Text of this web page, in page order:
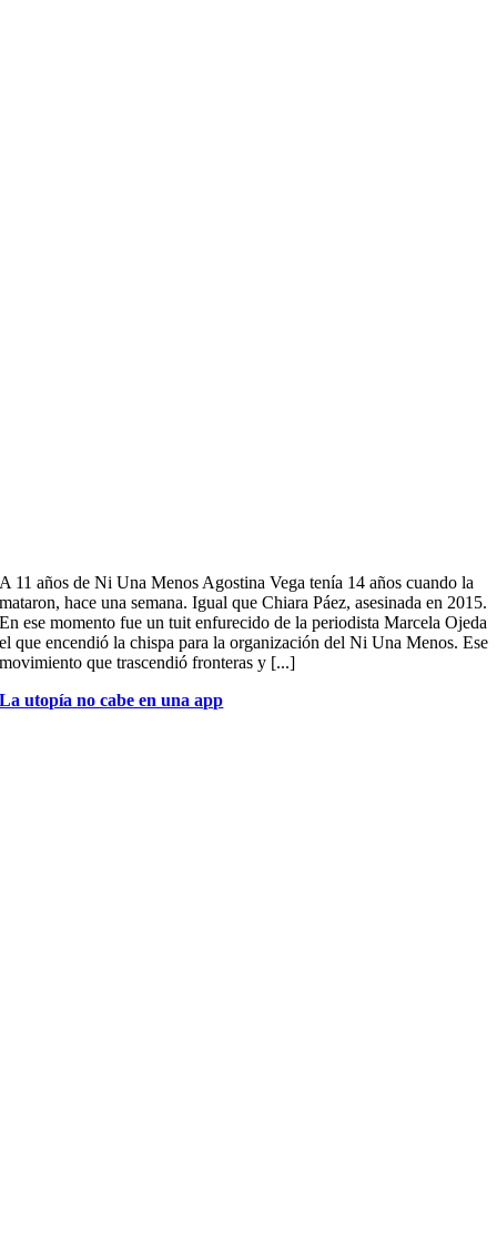
A 11 años de Ni Una Menos Agostina Vega tenía 14 años cuando la
mataron, hace una semana. Igual que Chiara Páez, asesinada en 2015.
En ese momento fue un tuit enfurecido de la periodista Marcela Ojeda
el que encendió la chispa para la organización del Ni Una Menos. Ese
movimiento que trascendió fronteras y [...]
La utopía no cabe en una app